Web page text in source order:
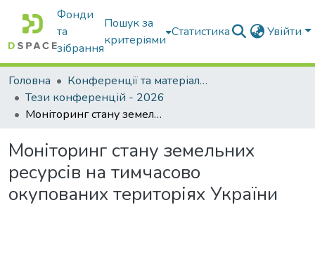
Фонди
та
зібрання
Пошук за
критеріями
Статистика Увійти
Головна
Конференції та матеріали конференцій
Тези конференцій - 2026
Моніторинг стану земельних ресурсів на тимчасово окупованих територіях України
Моніторинг стану земельних
ресурсів на тимчасово
окупованих територіях України